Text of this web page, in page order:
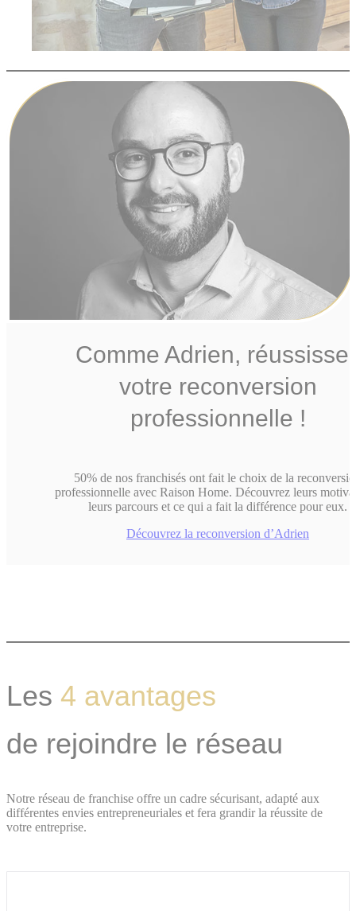
Comme Adrien,
votre reconversion
professionnelle !
50% de nos franchisés ont fait le choix de la
professionnelle avec Raison Home. Découvrez leurs
leurs parcours et ce qui a fait la différence pour eux.
Découvrez la reconversion d’Adrien
Les 4 avantages
de rejoindre le réseau
Notre réseau de franchise offre un cadre sécurisant, adapté aux
différentes envies entrepreneuriales et fera grandir la réussite de
votre entreprise.